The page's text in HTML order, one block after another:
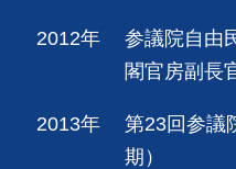
2012年
参議院自由
閣官房副長
2013年
第23回参議
期）